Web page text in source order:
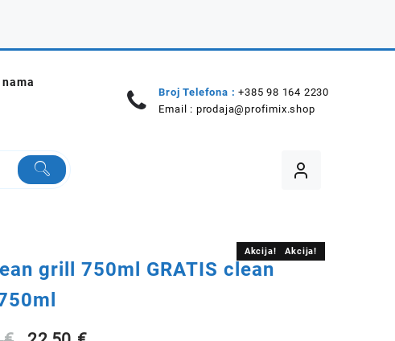
nama
Broj Telefona : +385 98 164 2230
Email : prodaja@profimix.shop
Akcija!
grill 750ml GRATIS clean
Akcija!